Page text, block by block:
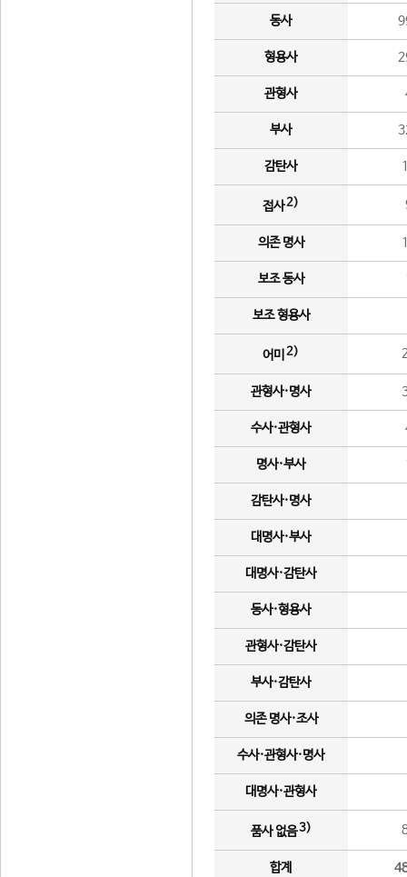
동사
형용사
관형사
부사
감탄사
접사2)
의존 명사
보조 동사
보조 형용사
어미 2)
관형사·명사
수사·관형사
명사·부사
감탄사·명사
대명사·부사
대명사·감탄사
동사·형용사
관형사·감탄사
부사·감탄사
의존 명사·조사
수사·관형사·명사
대명사·관형사
품사 없음3)
합계